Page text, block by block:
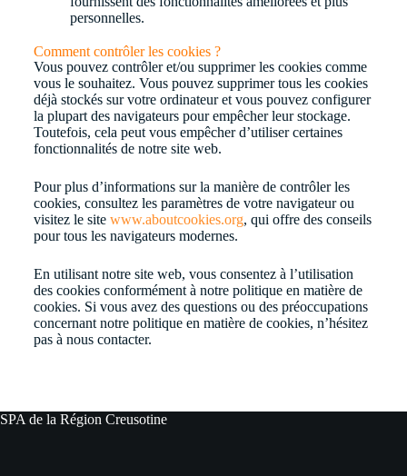
personnelles.
Comment contrôler les cookies ?
Vous pouvez contrôler et/ou supprimer les cookies comme
vous le souhaitez. Vous pouvez supprimer tous les cookies
déjà stockés sur votre ordinateur et vous pouvez configurer
la plupart des navigateurs pour empêcher leur stockage.
Toutefois, cela peut vous empêcher d’utiliser certaines
fonctionnalités de notre site web.
Pour plus d’informations sur la manière de contrôler les
cookies, consultez les paramètres de votre navigateur ou
visitez le site www.aboutcookies.org, qui offre des conseils
pour tous les navigateurs modernes.
En utilisant notre site web, vous consentez à l’utilisation
des cookies conformément à notre politique en matière de
cookies. Si vous avez des questions ou des préoccupations
concernant notre politique en matière de cookies, n’hésitez
pas à nous contacter.
SPA de la Région Creusotine